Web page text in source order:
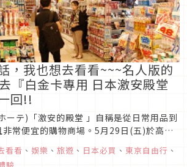
，我也想去看看~~~名人版的
『白金卡專用 日本激安殿堂
回!!
ーテ)「激安的殿堂 」自稱是從日常用品到
常便宜的購物商場。5月29日(五)於高級
超便宜感、多樣複雜感、高級感」的新型
看看 、 娛樂 、 旅遊 、 日本必買 、 東京自由行 、